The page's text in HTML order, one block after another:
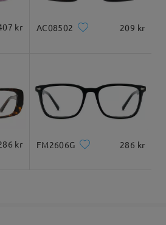
kr AC08502 209 kr
kr FM2606G 286 kr